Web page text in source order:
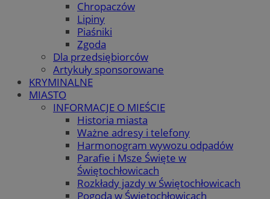
Chropaczów
Lipiny
Piaśniki
Zgoda
Dla przedsiębiorców
Artykuły sponsorowane
KRYMINALNE
MIASTO
INFORMACJE O MIEŚCIE
Historia miasta
Ważne adresy i telefony
Harmonogram wywozu odpadów
Parafie i Msze Święte w
Świętochłowicach
Rozkłady jazdy w Świętochłowicach
Pogoda w Świętochłowicach